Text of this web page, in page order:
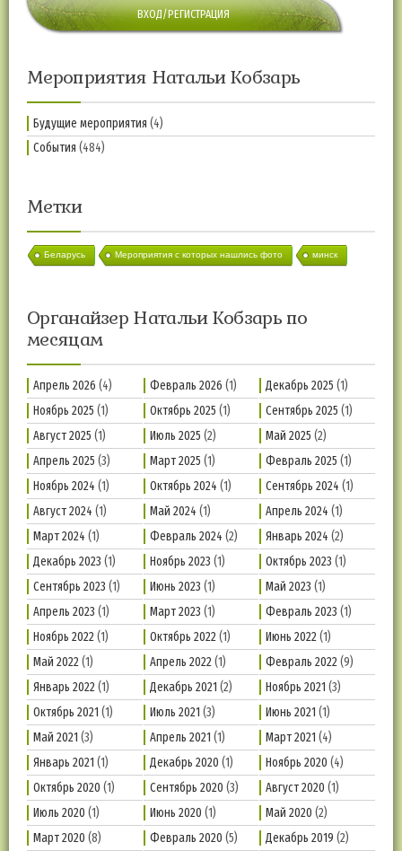
ВХОД/РЕГИСТРАЦИЯ
Мероприятия Натальи Кобзарь
Будущие мероприятия (4)
События (484)
Метки
Беларусь Мероприятия с которых нашлись фото минск
Органайзер Натальи Кобзарь по
месяцам
Апрель 2026 (4) Февраль 2026 (1) Декабрь 2025 (1)
Ноябрь 2025 (1) Октябрь 2025 (1) Сентябрь 2025 (1)
Август 2025 (1) Июль 2025 (2) Май 2025 (2)
Апрель 2025 (3) Март 2025 (1) Февраль 2025 (1)
Ноябрь 2024 (1) Октябрь 2024 (1) Сентябрь 2024 (1)
Август 2024 (1) Май 2024 (1) Апрель 2024 (1)
Март 2024 (1) Февраль 2024 (2) Январь 2024 (2)
Декабрь 2023 (1) Ноябрь 2023 (1) Октябрь 2023 (1)
Сентябрь 2023 (1) Июнь 2023 (1) Май 2023 (1)
Апрель 2023 (1) Март 2023 (1) Февраль 2023 (1)
Ноябрь 2022(1) Октябрь 2022(1) Июнь 2022(1)
Май 2022(1) Апрель 2022(1) Февраль 2022(9)
Январь 2022(1) Декабрь 2021 (2) Ноябрь 2021 (3)
Октябрь 2021 (1) Июль 2021 (3) Июнь 2021 (1)
Май 2021 (3) Апрель 2021 (1) Март 2021 (4)
Январь 2021 (1) Декабрь 2020 (1) Ноябрь 2020 (4)
Октябрь 2020 (1) Сентябрь 2020 (3) Август 2020 (1)
Июль 2020 (1) Июнь 2020 (1) Май 2020 (2)
Март 2020 (8) Февраль 2020 (5) Декабрь 2019 (2)